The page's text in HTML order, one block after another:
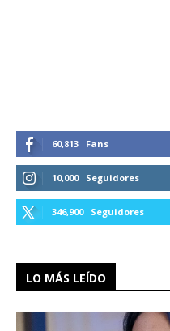
60,813 Fans
10,000 Seguidores
346,900 Seguidores
LO MÁS LEÍDO